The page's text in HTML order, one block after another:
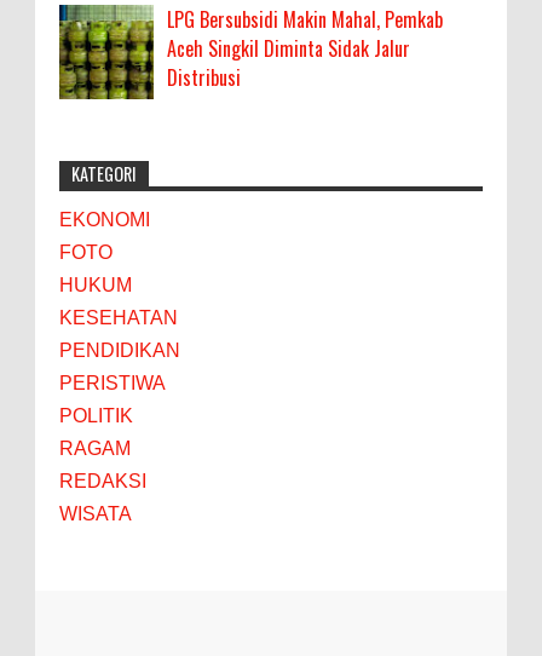
LPG Bersubsidi Makin Mahal, Pemkab
Aceh Singkil Diminta Sidak Jalur
Distribusi
KATEGORI
EKONOMI
FOTO
HUKUM
KESEHATAN
PENDIDIKAN
PERISTIWA
POLITIK
RAGAM
REDAKSI
WISATA